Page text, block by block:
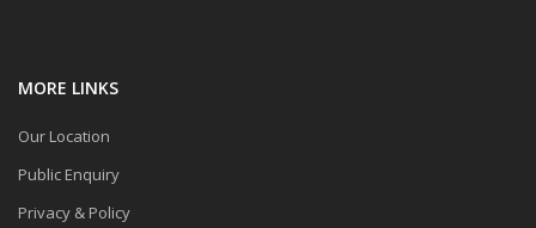
MORE LINKS
Our Location
Public Enquiry
Privacy & Policy